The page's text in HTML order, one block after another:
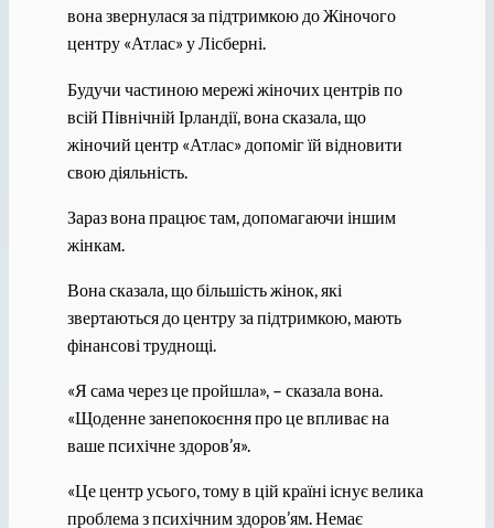
вона звернулася за підтримкою до Жіночого
центру «Атлас» у Лісберні.
Будучи частиною мережі жіночих центрів по
всій Північній Ірландії, вона сказала, що
жіночий центр «Атлас» допоміг їй відновити
свою діяльність.
Зараз вона працює там, допомагаючи іншим
жінкам.
Вона сказала, що більшість жінок, які
звертаються до центру за підтримкою, мають
фінансові труднощі.
«Я сама через це пройшла», – сказала вона.
«Щоденне занепокоєння про це впливає на
ваше психічне здоров’я».
«Це центр усього, тому в цій країні існує велика
проблема з психічним здоров’ям. Немає